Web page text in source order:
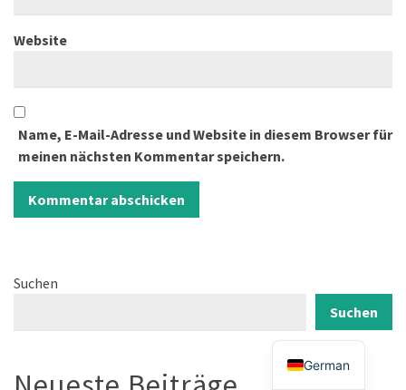
Website
Name, E-Mail-Adresse und Website in diesem Browser für
meinen nächsten Kommentar speichern.
Suchen
Suchen
German